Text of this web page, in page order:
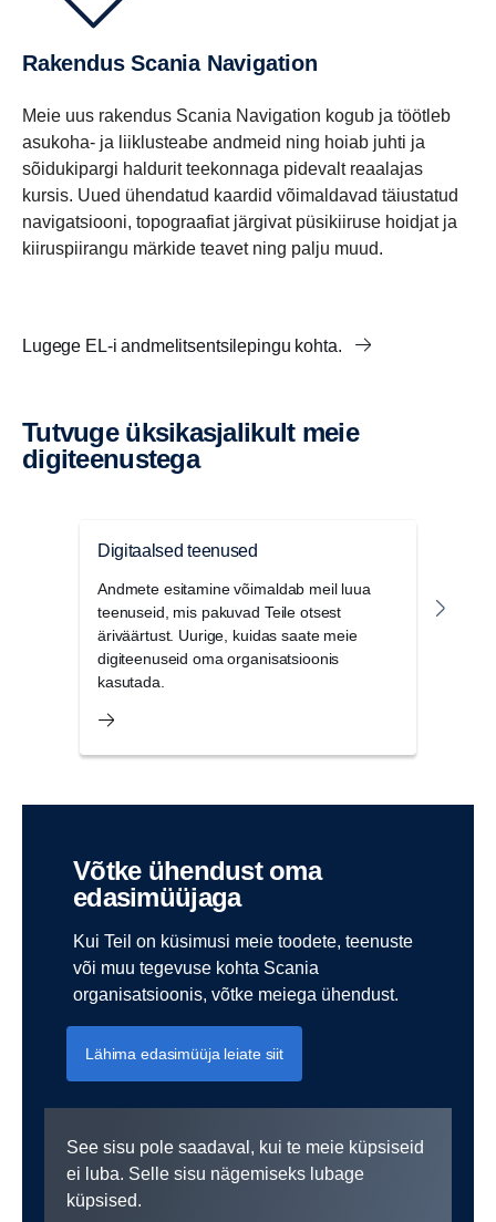
Rakendus Scania Navigation
Meie uus rakendus Scania Navigation kogub ja töötleb
asukoha- ja liiklusteabe andmeid ning hoiab juhti ja
sõidukipargi haldurit teekonnaga pidevalt reaalajas
kursis. Uued ühendatud kaardid võimaldavad täiustatud
navigatsiooni, topograafiat järgivat püsikiiruse hoidjat ja
kiiruspiirangu märkide teavet ning palju muud.
Lugege EL-i andmelitsentsilepingu kohta.
Tutvuge üksikasjalikult meie
digiteenustega
Digitaalsed teenused
Andmete esitamine võimaldab meil luua
teenuseid, mis pakuvad Teile otsest
äriväärtust. Uurige, kuidas saate meie
digiteenuseid oma organisatsioonis
kasutada.
Võtke ühendust oma
edasimüüjaga
Kui Teil on küsimusi meie toodete, teenuste
või muu tegevuse kohta Scania
organisatsioonis, võtke meiega ühendust.
Lähima edasimüüja leiate siit
See sisu pole saadaval, kui te meie küpsiseid
ei luba. Selle sisu nägemiseks lubage
küpsised.